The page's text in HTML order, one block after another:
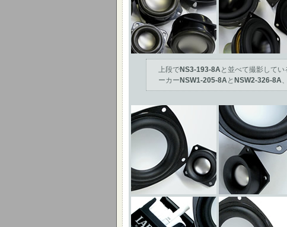
上段でNS3-193-8Aと並べて撮影して
ーカー NSW1-205-8Aと NSW2-326-8A